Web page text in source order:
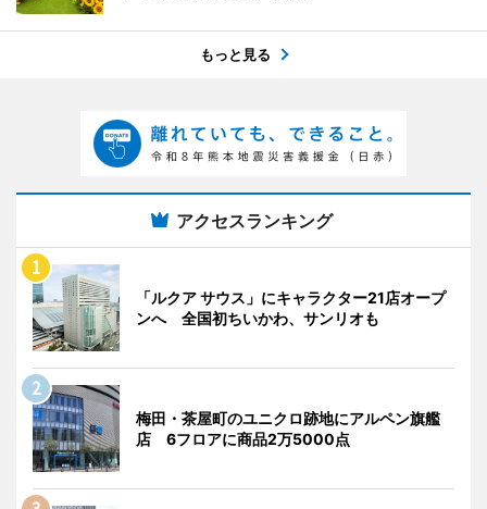
もっと見る
アクセスランキング
「ルクア サウス」にキャラクター21店オープ
ンへ 全国初ちいかわ、サンリオも
梅田・茶屋町のユニクロ跡地にアルペン旗艦
店 6フロアに商品2万5000点